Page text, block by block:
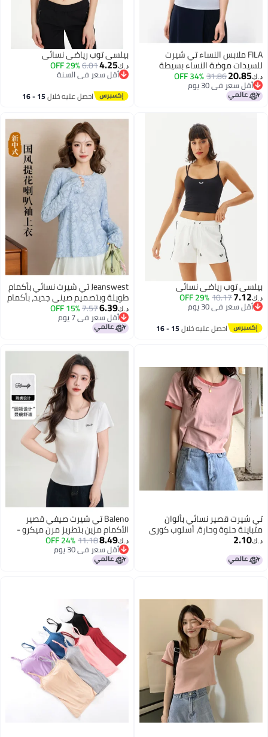
FILA ملابس النساء تي شيرت
للسيدات موضة النساء بسيطة
أساسية كاجوال نسيج دائري الرقبة
قصيرة الأكمام
د.ك‏20.85
31.86
34% OFF
أقل سعر في 30 يوم
أقل سعر في 30 يوم
بيلسي توب رياضي نسائي
د.ك‏4.25
6.01
29% OFF
أقل سعر في السنة
أقل سعر في السنة
احصل عليه خلال 15 - 16
بيلسي توب رياضي نسائي
د.ك‏7.12
10.17
29% OFF
أقل سعر في 30 يوم
أقل سعر في 30 يوم
احصل عليه خلال 15 - 16
Jeanswest تي شيرت نسائي بأكمام
طويلة وبتصميم صيني جديد، بأكمام
واسعة، فضفاض، غير رسمي، مريح،
يبرز القوام، وشبابي
د.ك‏6.39
7.57
15% OFF
أقل سعر في 7 يوم
أقل سعر في 7 يوم
5
تي شيرت قصير نسائي بألوان
متباينة حلوة وحارة، أسلوب كوري
صيفي، سهل التناسق، ملائم للجسم،
بأكمام قصيرة، أسلوب BM
د.ك‏2.10
Baleno تي شيرت صيفي قصير
الأكمام مزين بتطريز مرن ميكرو -
نحيف للنساء، عصرية، مريحة،
متعددة الاستخدامات، وقصيرة
الحجم
د.ك‏8.49
11.18
24% OFF
أقل سعر في 30 يوم
أقل سعر في 30 يوم